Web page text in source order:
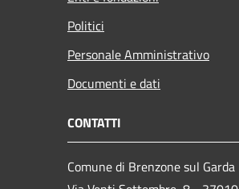
Politici
Personale Amministrativo
Documenti e dati
CONTATTI
Comune di Brenzone sul Garda